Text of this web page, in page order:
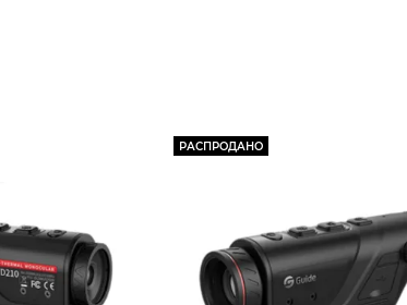
РАСПРОДАНО